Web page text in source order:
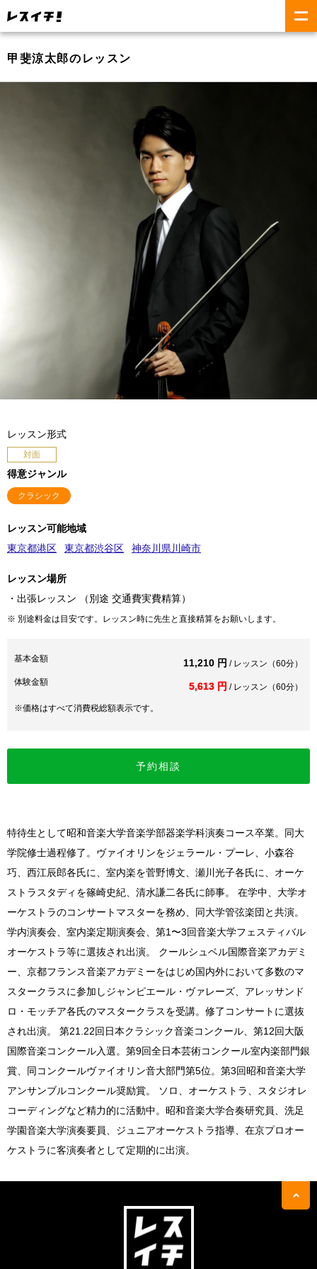
甲斐涼太郎のレッスン
レッスン形式
対面
得意ジャンル
クラシック
レッスン可能地域
東京都港区
東京都渋谷区 神奈川県川崎市
レッスン場所
・出張レッスン （別途 交通費実費精算）
※ 別途料金は目安です。レッスン時に先生と直接精算をお願いします。
基本金額 11,210 円 / レッスン（60分）
体験金額
5,613 円 / レッスン（60分）
※価格はすべて消費税総額表示です。
予約相談
特待生として昭和音楽大学音楽学部器楽学科演奏コース卒業。同大
学院修士過程修了。ヴァイオリンをジェラール・プーレ、小森谷
巧、西江辰郎各氏に、室内楽を菅野博文、瀬川光子各氏に、オーケ
ストラスタディを篠崎史紀、清水謙二各氏に師事。 在学中、大学オ
ーケストラのコンサートマスターを務め、同大学管弦楽団と共演。
学内演奏会、室内楽定期演奏会、第1〜3回音楽大学フェスティバル
オーケストラ等に選抜され出演。 クールシュベル国際音楽アカデミ
ー、京都フランス音楽アカデミーをはじめ国内外において多数のマ
スタークラスに参加しジャンピエール・ヴァレーズ、アレッサンド
ロ・モッチア各氏のマスタークラスを受講。修了コンサートに選抜
され出演。 第21.22回日本クラシック音楽コンクール、第12回大阪
国際音楽コンクール入選。第9回全日本芸術コンクール室内楽部門銀
賞、同コンクールヴァイオリン音大部門第5位。第3回昭和音楽大学
アンサンブルコンクール奨励賞。 ソロ、オーケストラ、スタジオレ
コーディングなど精力的に活動中。昭和音楽大学合奏研究員、洗足
学園音楽大学演奏要員、ジュニアオーケストラ指導、在京プロオー
ケストラに客演奏者として定期的に出演。